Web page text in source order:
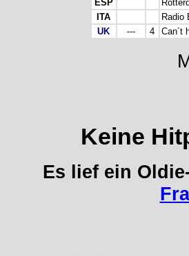
ESP
ITA
Radio
UK
--- 4 Can´t
Keine
Es lief ein